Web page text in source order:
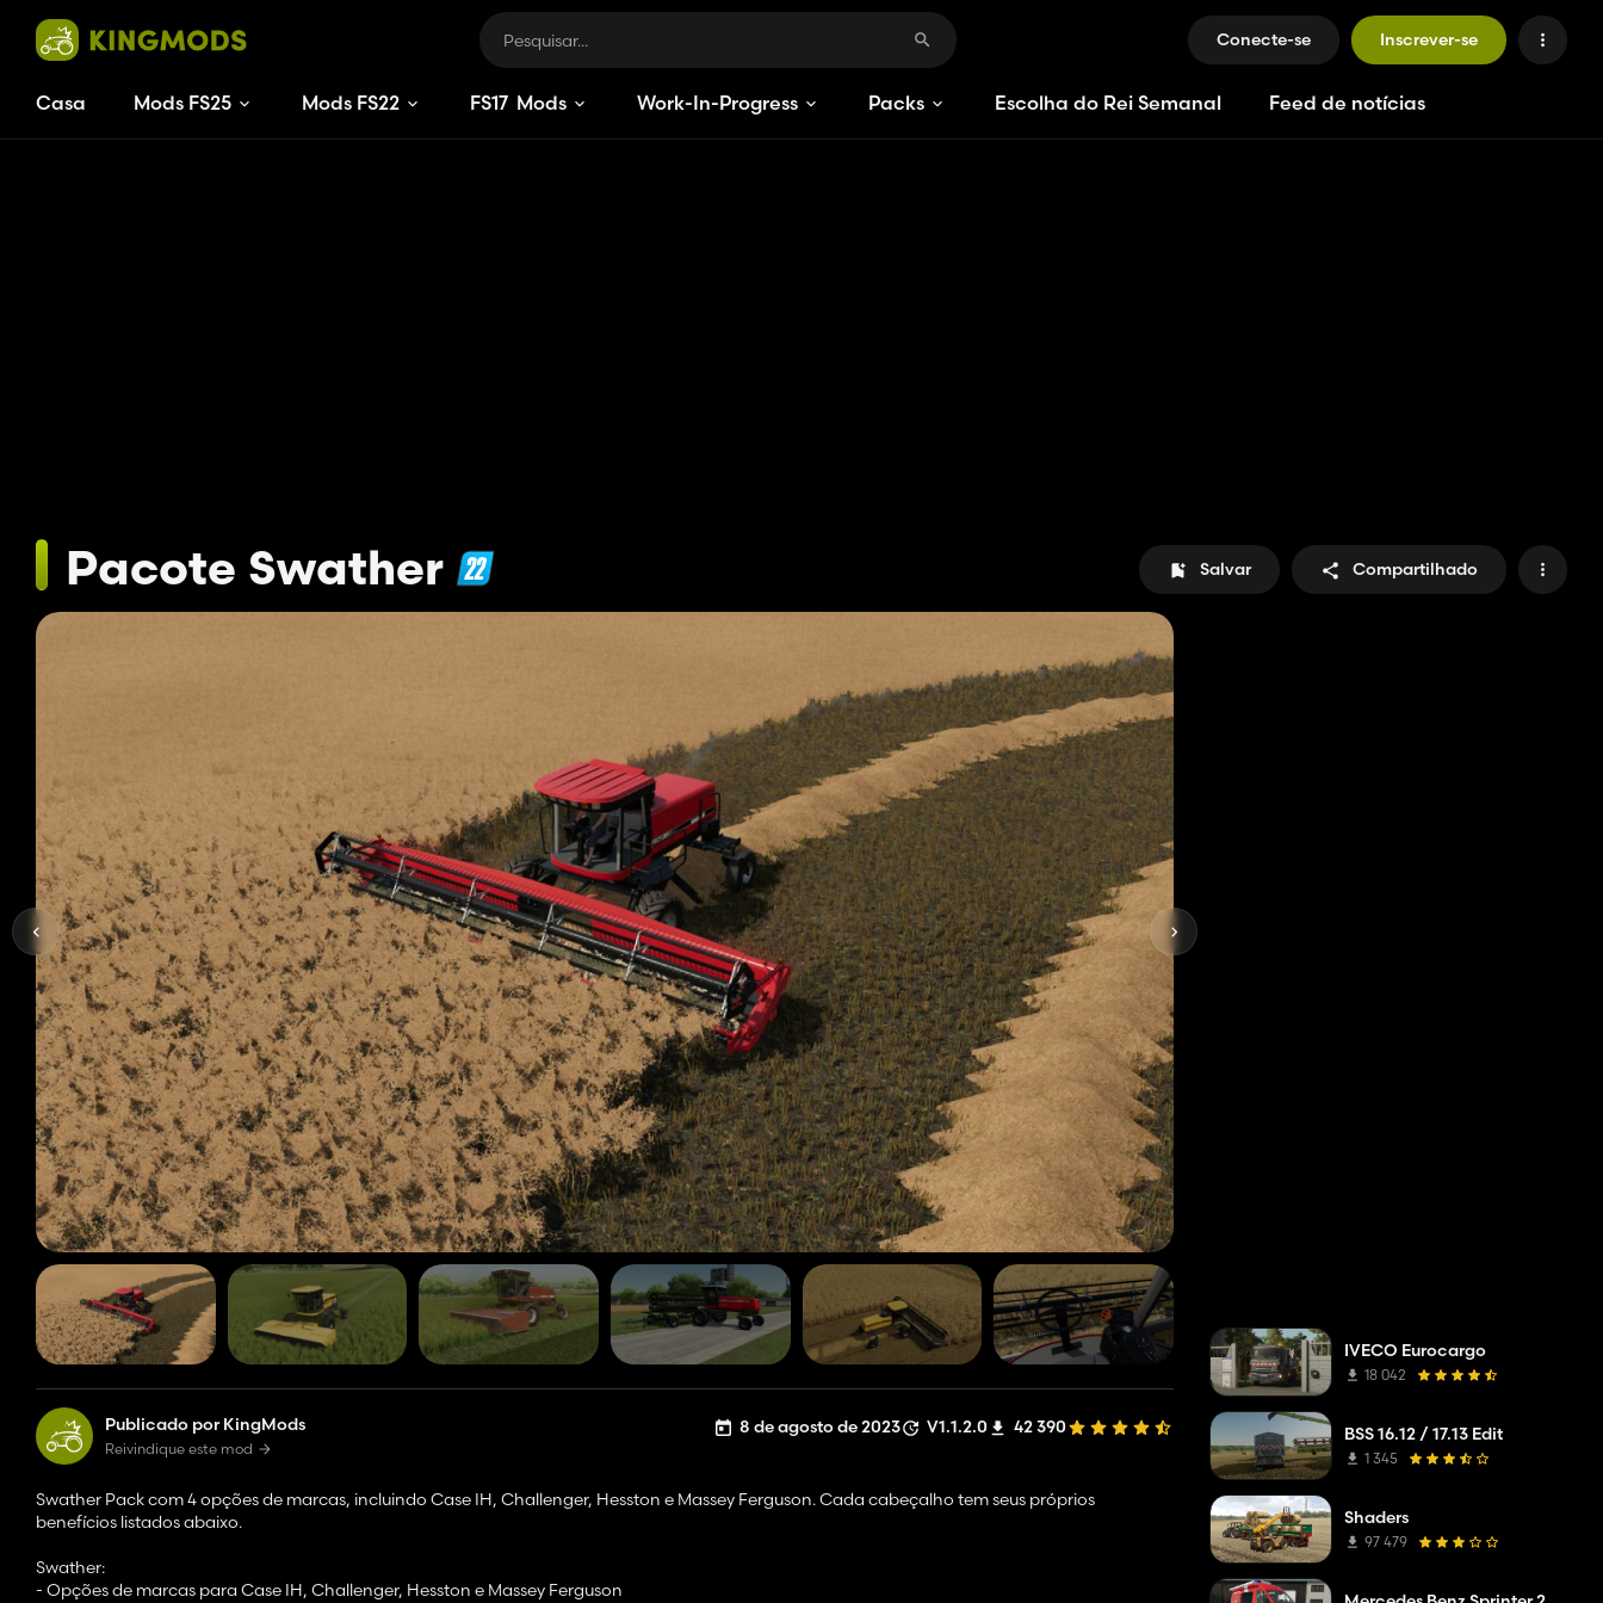
Conecte-se Inscrever-se
Casa Mods FS25 Mods FS22 FS17 Mods Work-In-Progress Packs Escolha do Rei Semanal Feed de notícias
Pacote Swather Salvar Compartilhado
Publicado por KingMods
Reivindique este mod
8 de agosto de 2023 V1.1.2.0 42 390
Swather Pack com 4 opções de marcas, incluindo Case IH, Challenger, Hesston e Massey Ferguson. Cada cabeçalho tem seus próprios
benefícios listados abaixo.
Swather:
- Opções de marcas para Case IH, Challenger, Hesston e Massey Ferguson
IVECO Eurocargo
18 042
BSS 16.12 / 17.13 Edit
1 345
Shaders
97 479